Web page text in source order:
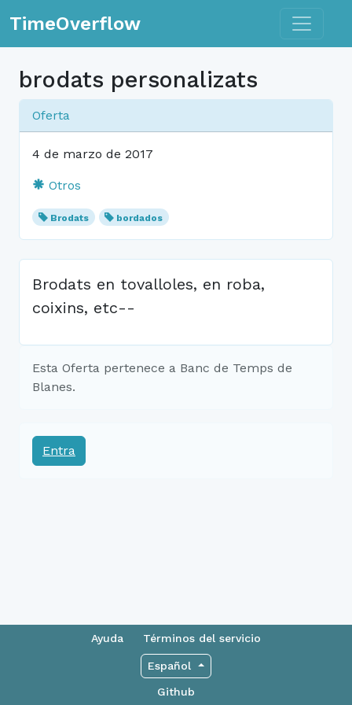
TimeOverflow Toggle
brodats personalizats
Oferta
4 de marzo de 2017
Otros
Brodats bordados
Brodats en tovalloles, en roba,
coixins, etc--
Esta Oferta pertenece a Banc de Temps de
Blanes.
Entra
Ayuda Términos del servicio
Español
Github